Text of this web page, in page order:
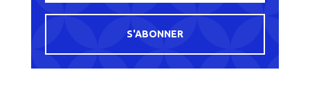
S'ABONNER